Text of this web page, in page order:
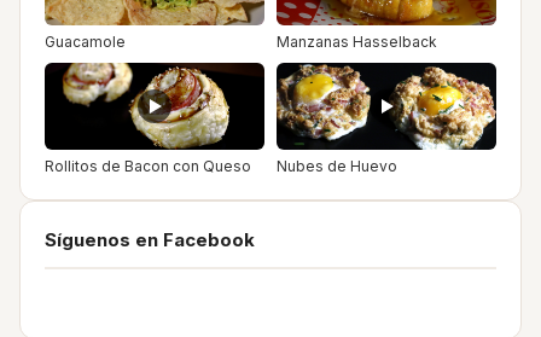
Guacamole Manzanas Hasselback
Rollitos de Bacon con Queso Nubes de Huevo
Síguenos en Facebook